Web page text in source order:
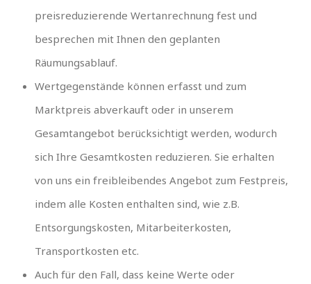
preisreduzierende Wertanrechnung fest und
besprechen mit Ihnen den geplanten
Räumungsablauf.
Wertgegenstände können erfasst und zum
Marktpreis abverkauft oder in unserem
Gesamtangebot berücksichtigt werden, wodurch
sich Ihre Gesamtkosten reduzieren. Sie erhalten
von uns ein freibleibendes Angebot zum Festpreis,
indem alle Kosten enthalten sind, wie z.B.
Entsorgungskosten, Mitarbeiterkosten,
Transportkosten etc.
Auch für den Fall, dass keine Werte oder